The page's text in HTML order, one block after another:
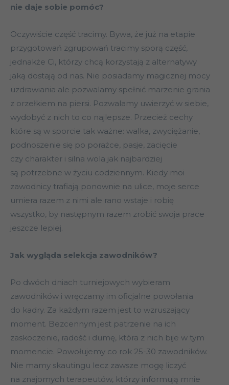
nie daje sobie pomóc?
Oczywiście część tracimy. Bywa, że już na etapie
przygotowań zgrupowań tracimy sporą część,
jednakże Ci, którzy chcą korzystają z alternatywy
jaką dostają od nas. Nie posiadamy magicznej mocy
uzdrawiania ale pozwalamy spełnić marzenie grania
z orzełkiem na piersi. Pozwalamy uwierzyć w siebie,
wydobyć z nich to co najlepsze. Przecież cechy
które są w sporcie tak ważne: walka, zwyciężanie,
podnoszenie się po porażce, pasje, zacięcie
czy charakter i silna wola jak najbardziej
są potrzebne w życiu codziennym. Kiedy moi
zawodnicy trafiają ponownie na ulice, moje serce
umiera razem z nimi ale rano wstaje i robię
wszystko, by następnym razem zrobić swoja prace
jeszcze lepiej.
Jak wygląda selekcja zawodników?
Po dwóch dniach turniejowych wybieram
zawodników i wręczamy im oficjalne powołania
do kadry. Za każdym razem jest to wzruszający
moment. Bezcennym jest patrzenie na ich
zaskoczenie, radość i dumę, która z nich bije w tym
momencie. Powołujemy co rok 25-30 zawodników.
Nie mamy skautingu lecz zawsze mogę liczyć
na znajomych terapeutów, którzy informują mnie